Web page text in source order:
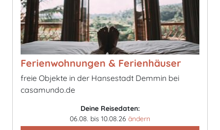
Ferienwohnungen & Ferienhäuser
freie Objekte in der Hansestadt Demmin bei
casamundo.de
Deine Reisedaten:
06.08. bis 10.08.26 ändern